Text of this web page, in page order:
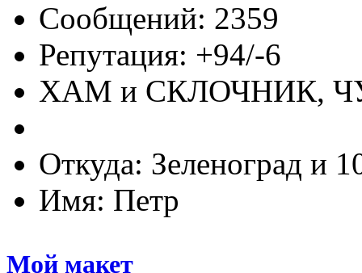
Сообщений: 2359
Репутация: +94/-6
ХАМ и СКЛОЧНИК,
Откуда: Зеленоград и
Имя: Петр
Мой макет